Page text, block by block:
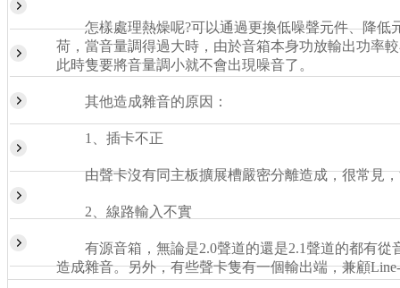
怎樣處理熱燥呢?可以通過更換低噪聲元件、降低
荷，當音量調得過大時，由於音箱本身功放輸出功率
此時隻要將音量調小就不會出現噪音了。
其他造成雜音的原因：
1、插卡不正
由聲卡沒有同主板擴展槽嚴密分離造成，很常見，
2、線路輸入不實
有源音箱，無論是2.0聲道的還是2.1聲道的都有從
造成雜音。另外，有些聲卡隻有一個輸出端，兼顧